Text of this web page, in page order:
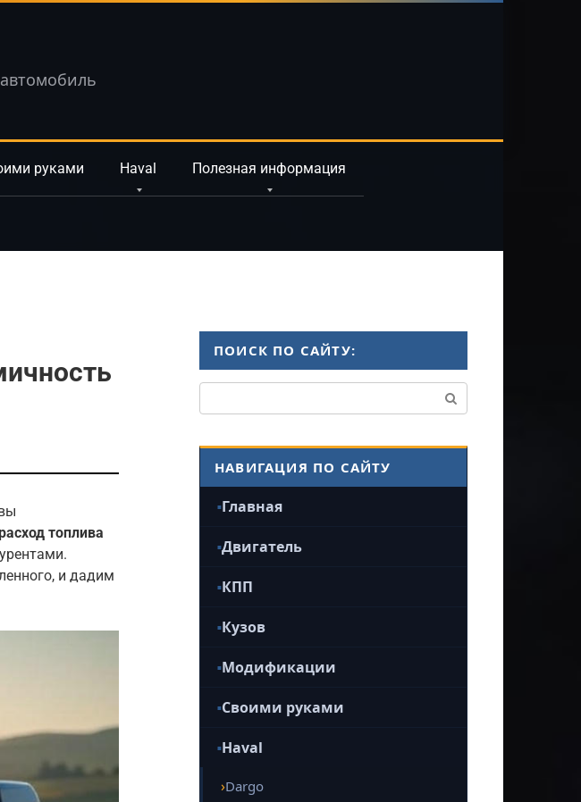
руками Haval Полезная информация
топлива
и дадим
ПОИСК ПО САЙТУ:
НАВИГАЦИЯ ПО САЙТУ
Главная
Двигатель
КПП
Кузов
Модификации
Своими руками
Haval
Dargo